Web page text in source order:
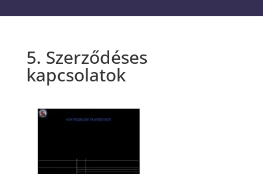
5. Szerződéses
kapcsolatok